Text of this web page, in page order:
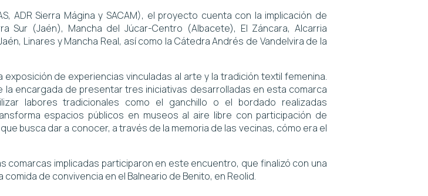
ADR Sierra Mágina y SACAM), el proyecto cuenta con la implicación de
Sur (Jaén), Mancha del Júcar-Centro (Albacete), El Záncara, Alcarria
Linares y Mancha Real, así como la Cátedra Andrés de Vandelvira de la
de experiencias vinculadas al arte y la tradición textil femenina.
la encargada de presentar tres iniciativas desarrolladas en esta comarca
labores tradicionales como el ganchillo o el bordado realizadas
espacios públicos en museos al aire libre con participación de
busca dar a conocer, a través de la memoria de las vecinas, cómo era el
implicadas participaron en este encuentro, que finalizó con una
de convivencia en el Balneario de Benito, en Reolid.